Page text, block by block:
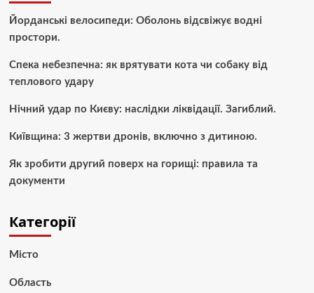
Йорданські велосипеди: Оболонь відсвіжує водні
простори.
Спека небезпечна: як врятувати кота чи собаку від
теплового удару
Нічний удар по Києву: наслідки ліквідації. Загиблий.
Київщина: 3 жертви дронів, включно з дитиною.
Як зробити другий поверх на горищі: правила та
документи
Категорії
Місто
Область